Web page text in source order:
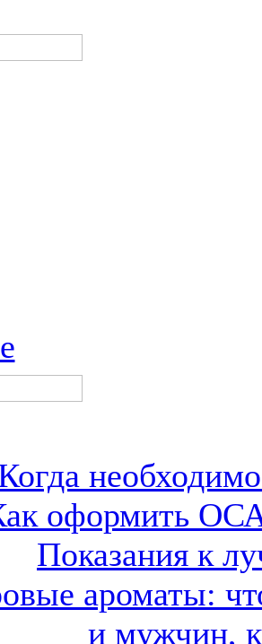
оформить
Показания к
ароматы:
и мужчин,